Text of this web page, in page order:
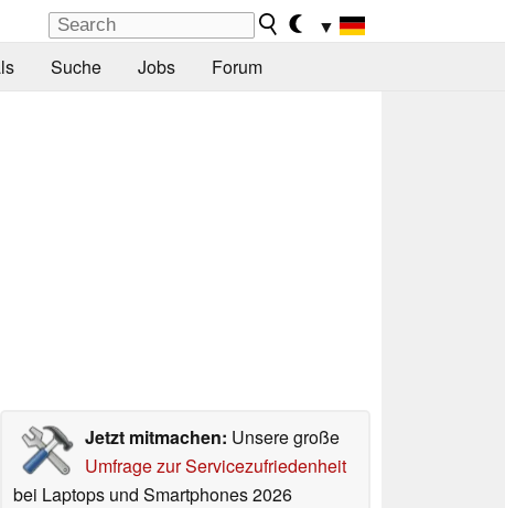
▼
Suche Jobs Forum
Jetzt mitmachen: Unsere große
Umfrage zur Servicezufriedenheit
bei Laptops und Smartphones 2026